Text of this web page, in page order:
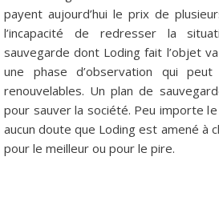
payent aujourd’hui le prix de
l’incapacité de redresser la
sauvegarde dont Loding fait l’objet
une phase d’observation qui
renouvelables. Un plan de
pour sauver la société. Peu importe
aucun doute que Loding est amené à
pour le meilleur ou pour le pire.